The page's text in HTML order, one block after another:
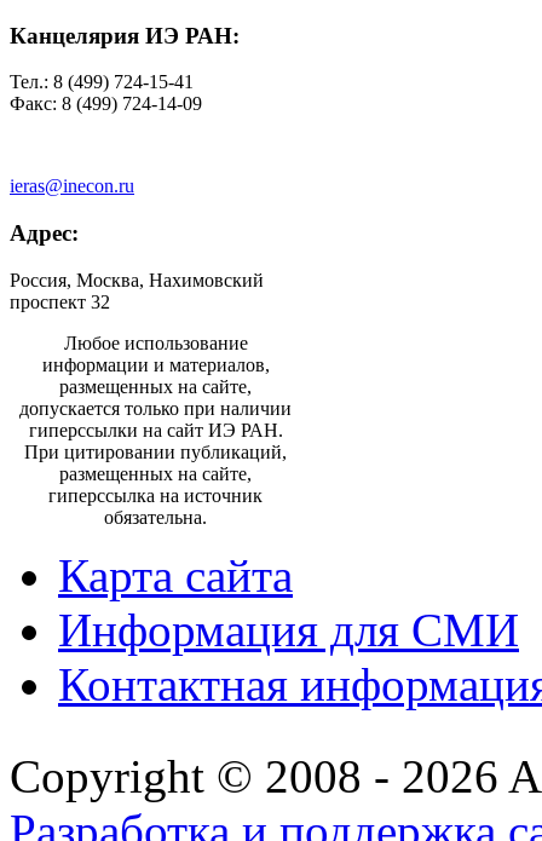
Канцелярия ИЭ РАН:
Тел.: 8 (499) 724-15-41
Факс: 8 (499) 724-14-09
ieras@inecon.ru
Адрес:
Россия, Москва, Нахимовский
проспект 32
Любое использование
информации и материалов,
размещенных на сайте,
допускается только при наличии
гиперссылки на сайт ИЭ РАН.
При цитировании публикаций,
размещенных на сайте,
гиперссылка на источник
обязательна.
Карта сайта
Информация для СМИ
Контактная
Copyright © 2008 - 2026
Разработка и поддержка